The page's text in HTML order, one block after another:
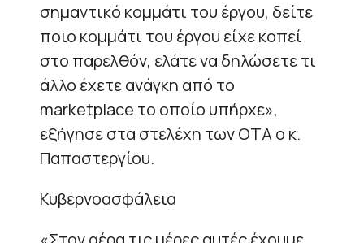
σημαντικό κομμάτι του έργου, δείτε
ποιο κομμάτι του έργου είχε κοπεί
στο παρελθόν, ελάτε να δηλώσετε τι
άλλο έχετε ανάγκη από το
marketplace το οποίο υπήρχε»,
εξήγησε στα στελέχη των ΟΤΑ ο κ.
Παπαστεργίου.
Κυβερνοασφάλεια